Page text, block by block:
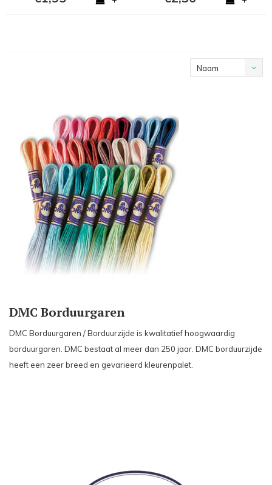
Naam
DMC Borduurgaren
DMC Borduurgaren / Borduurzijde is kwalitatief hoogwaardig
borduurgaren. DMC bestaat al meer dan 250 jaar. DMC borduurzijde
heeft een zeer breed en gevarieerd kleurenpalet.